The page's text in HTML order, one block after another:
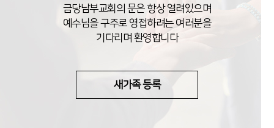
금당남부교회의 문은 항상 열려있으며
예수님을 구주로 영접하려는 여러분을
기다리며 환영합니다
새가족 등록